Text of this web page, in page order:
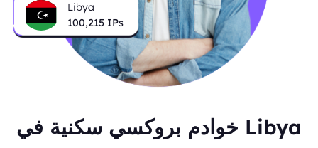
Libya
100,215 IPs
خوادم بروكسي سكنية في Libya